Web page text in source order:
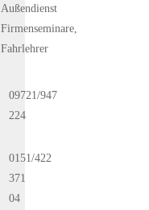
Außendienst
Firmenseminare,
Fahrlehrer
09721/947
224
0151/422
371
04